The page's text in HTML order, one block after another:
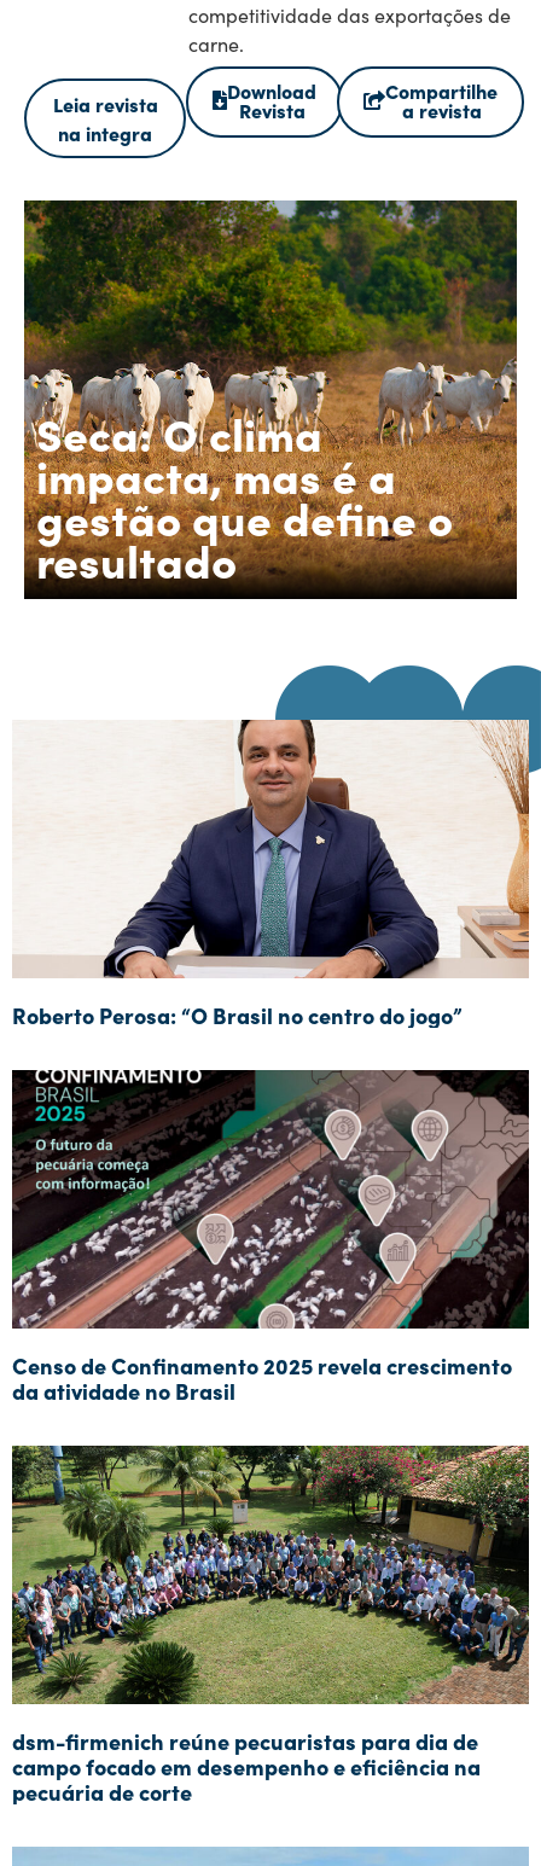
competitividade das exportações de
carne.
Leia revista
na integra
Download
Revista
Compartilhe
a revista
Seca: O clima
impacta, mas é a
gestão que define o
resultado
Roberto Perosa: “O Brasil no centro do jogo”
Censo de Confinamento 2025 revela crescimento
da atividade no Brasil
dsm-firmenich reúne pecuaristas para dia de
campo focado em desempenho e eficiência na
pecuária de corte